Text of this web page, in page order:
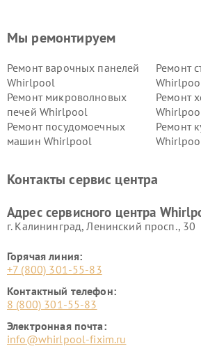
Мы ремонтируем
Ремонт варочных панелей
Whirlpool
Ремонт
Ремонт микроволновых
печей Whirlpool
Ремонт
Ремонт посудомоечных
машин Whirlpool
Ремонт
Контакты сервис центра
Адрес сервисного центра
г. Калининград, Ленинский просп., 30
Горячая линия:
+7 (800) 301-55-83
Контактный телефон:
8 (800) 301-55-83
Электронная почта:
info@whirlpool-fixim.ru